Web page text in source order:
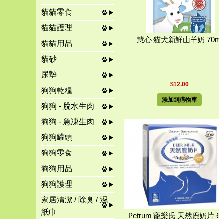
貓貓零食
貓貓護理
貓貓用品
貓砂
尿墊
狗狗乾糧
狗狗 - 脫水生肉
狗狗 - 急凍生肉
狗狗罐頭
狗狗零食
狗狗用品
狗狗護理
家居清潔 / 除臭 / 濕
紙巾
慧心 貓犬新鮮山羊奶
$12.00
添加到購物車
Petrum 寵樂氏 天然鹿奶片